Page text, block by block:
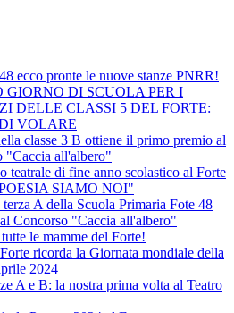
ecco pronte le nuove stanze PNRR!
GIORNO DI SCUOLA PER I
DELLE CLASSI 5 DEL FORTE:
VOLARE
classe 3 B ottiene il primo premio al
"Caccia all'albero"
teatrale di fine anno scolastico al Forte
SIAMO NOI"
terza A della Scuola Primaria Fote 48
Concorso "Caccia all'albero"
le mamme del Forte!
ricorda la Giornata mondiale della
2024
A e B: la nostra prima volta al Teatro